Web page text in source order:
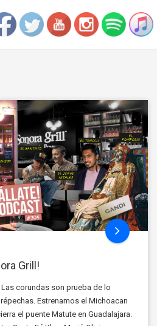
Grill!
corundas son prueba de lo
Estrenamos el Michoacan
el puente Matute en Guadalajara.